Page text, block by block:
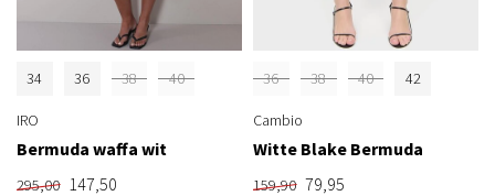
34 36 38 40
IRO
Bermuda waffa wit
295,00 147,50
36 38 40 42
Cambio
Witte Blake Bermuda
159,90 79,95